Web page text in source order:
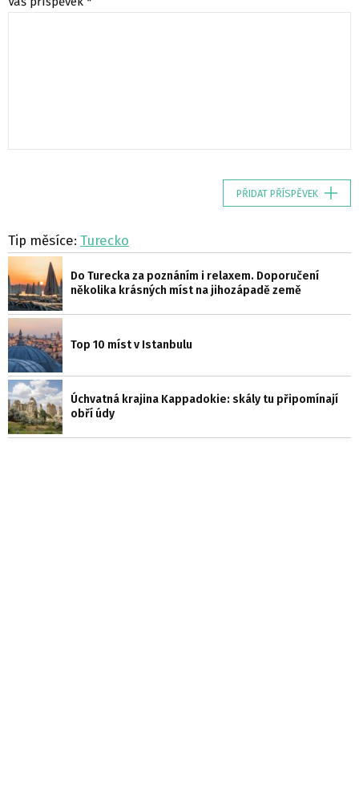
PŘIDAT PŘÍSPĚVEK
Tip měsíce: Turecko
Do Turecka za poznáním i relaxem. Doporučení
několika krásných míst na jihozápadě země
Top 10 míst v Istanbulu
Úchvatná krajina Kappadokie: skály tu připomínají
obří údy